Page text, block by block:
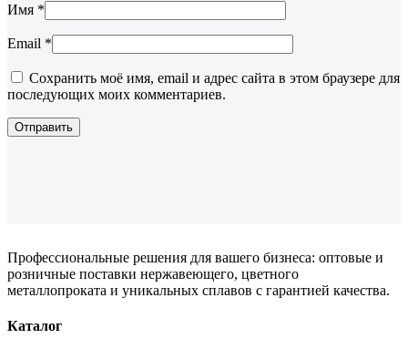
Имя *
Email *
Сохранить моё имя, email и адрес сайта в этом браузере для
последующих моих комментариев.
Профессиональные решения для вашего бизнеса: оптовые и
розничные поставки нержавеющего, цветного
металлопроката и уникальных сплавов с гарантией качества.
Каталог